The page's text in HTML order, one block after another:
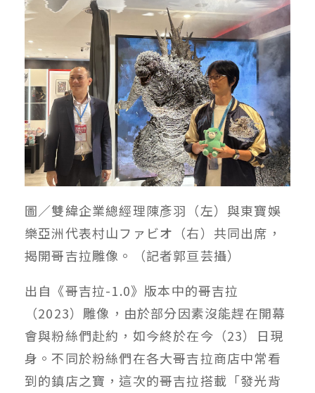
圖／雙緯企業總經理陳彥羽（左）與東寶娛
樂亞洲代表村山ファビオ（右）共同出席，
揭開哥吉拉雕像。（記者郭亘芸攝）
出自《哥吉拉-1.0》版本中的哥吉拉
（2023）雕像，由於部分因素沒能趕在開幕
會與粉絲們赴約，如今終於在今（23）日現
身。不同於粉絲們在各大哥吉拉商店中常看
到的鎮店之寶，這次的哥吉拉搭載「發光背